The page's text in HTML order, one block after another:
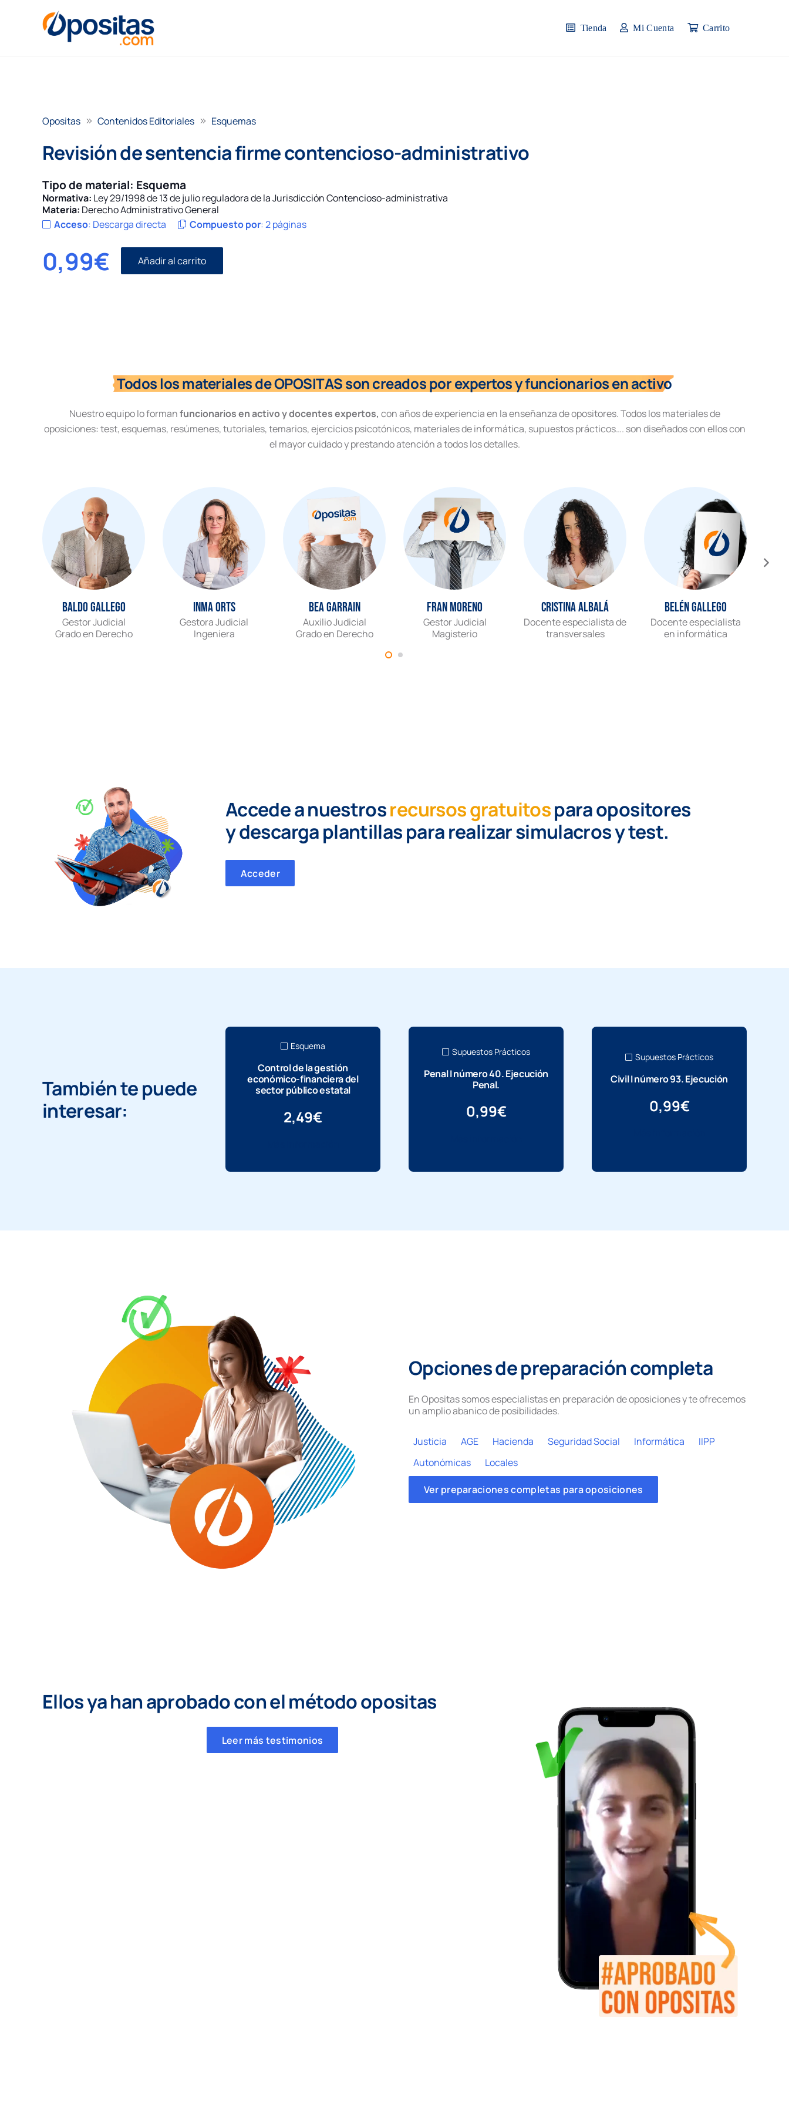
Tienda Mi Cuenta Carrito
Opositas Contenidos Editoriales Esquemas
Revisión de sentencia firme contencioso-administrativo
Tipo de material: Esquema
Normativa: Ley 29/1998 de 13 de julio reguladora de la Jurisdicción Contencioso-administrativa
Materia: Derecho Administrativo General
Acceso: Descarga directa Compuesto por:2 páginas
0,99€
Revisión
de
Añadir al carrito
Todos los materiales de OPOSITAS son creados por expertos y funcionarios en activo
Nuestro equipo lo formanfuncionarios en activo y docentes expertos, con años de experiencia en la enseñanza de opositores. Todos los materiales de
oposiciones: test, esquemas, resúmenes, tutoriales, temarios, ejercicios psicotónicos, materiales de informática, supuestos prácticos…. son diseñados con ellos con
el mayor cuidado y prestando atención a todos los detalles.
Baldo Gallego
Gestor Judicial
Grado en Derecho
Inma Orts
Gestora Judicial
Ingeniera
Bea Garrain
Auxilio Judicial
Grado en Derecho
Fran Moreno
Gestor Judicial
Magisterio
Cristina Albalá
Docente especialista de
transversales
Belén Gallego
Docente especialista
en informática
Accede a nuestrosrecursos gratuitospara opositores
ydescarga plantillas para realizar simulacros y test.
Acceder
También te puede
interesar:
Esquema
Control de la gestión
económico-financiera del
sector público estatal
2,49€
Supuestos Prácticos
Penal I número 40. Ejecución
Penal.
0,99€
Supuestos Prácticos
Civil I número 93. Ejecución
0,99€
Opciones de preparación completa
En Opositas somos especialistas en preparación de oposiciones y te ofrecemos
un amplio abanico de posibilidades.
Justicia AGE Hacienda Seguridad Social Informática
IIPP
Autonómicas
Locales
Ver preparaciones completas para oposiciones
Ellos ya han aprobado con el método opositas
Leer más testimonios